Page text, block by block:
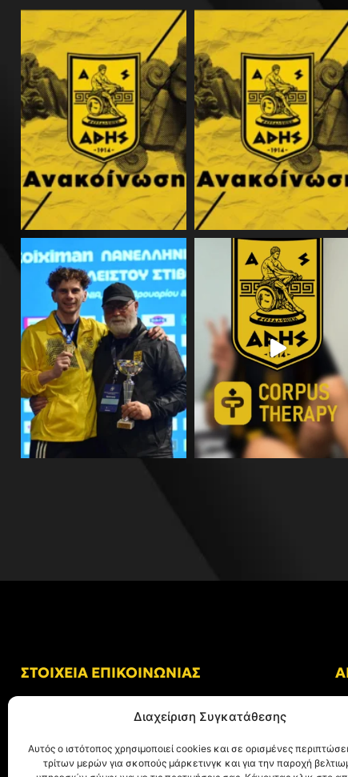
Διαχείριση Συγκατάθεσης
Αυτός ο ιστότοπος χρησιμοποιεί cookies και σε ορισμένες
τρίτων μερών για σκοπούς μάρκετινγκ και για την παροχή
ΣΤΟΙΧΕΙΑ ΕΠΙΚΟΙΝΩΝΙΑΣ
Αλκμήνης 69, Χαριλάου
Τ.Κ. 54249 Θεσσαλονίκη
Tηλ. Επικοινωνίας:+30 (2310) 305 402